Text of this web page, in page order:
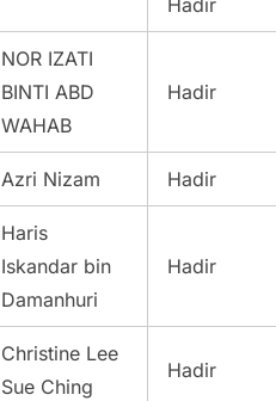
Hadir
NOR IZATI
BINTI ABD
WAHAB
Hadir
Azri Nizam Hadir
Haris
Iskandar bin
Damanhuri
Hadir
Christine Lee
Sue Ching
Hadir